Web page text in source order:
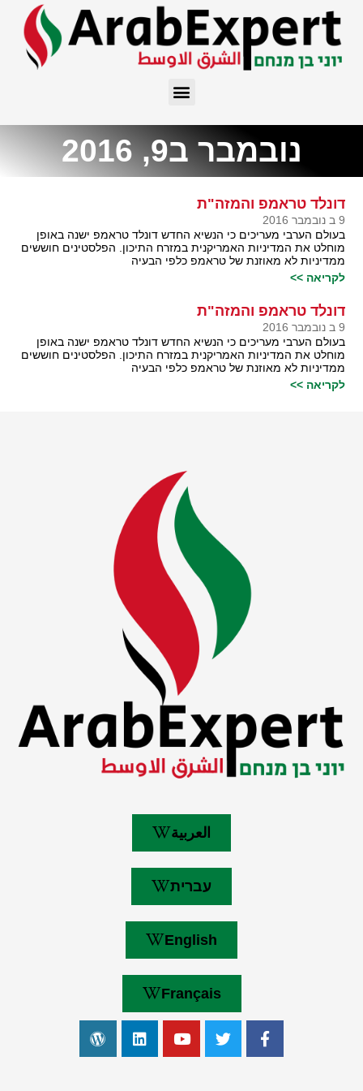
נובמבר ב9, 2016
דונלד טראמפ והמזה"ת
9 ב נובמבר 2016
בעולם הערבי מעריכים כי הנשיא החדש דונלד טראמפ ישנה באופן
מוחלט את המדיניות האמריקנית במזרח התיכון. הפלסטינים חוששים
ממדיניות לא מאוזנת של טראמפ כלפי הבעיה
לקריאה >>
דונלד טראמפ והמזה"ת
9 ב נובמבר 2016
בעולם הערבי מעריכים כי הנשיא החדש דונלד טראמפ ישנה באופן
מוחלט את המדיניות האמריקנית במזרח התיכון. הפלסטינים חוששים
ממדיניות לא מאוזנת של טראמפ כלפי הבעיה
לקריאה >>
العربية
עברית
English
Français